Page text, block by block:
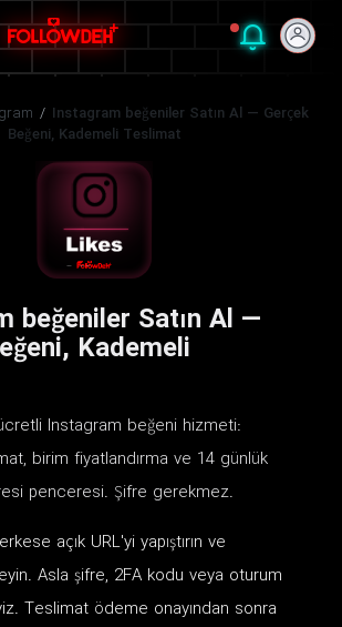
/ Instagram beğeniler Satın Al — Gerçek
Beğeni, Kademeli Teslimat
beğeniler Satın Al —
Kademeli
Instagram beğeni hizmeti:
birim fiyatlandırma ve 14 günlük
penceresi. Şifre gerekmez.
açık URL'yi yapıştırın ve
Asla şifre, 2FA kodu veya oturum
Teslimat ödeme onayından sonra